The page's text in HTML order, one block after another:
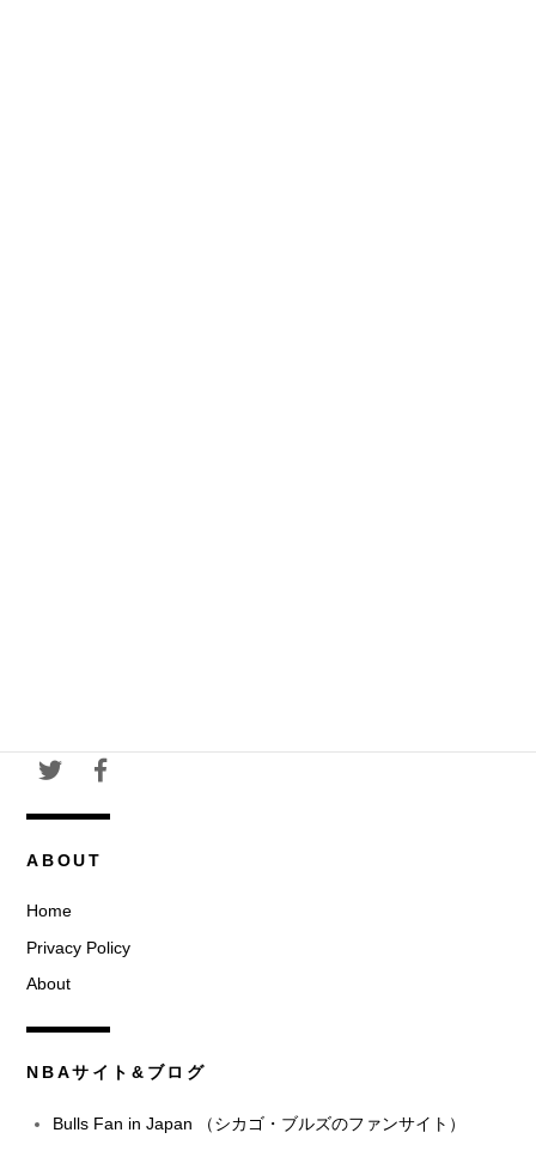
ABOUT
Home
Privacy Policy
About
NBAサイト&ブログ
Bulls Fan in Japan （シカゴ・ブルズのファンサイト）